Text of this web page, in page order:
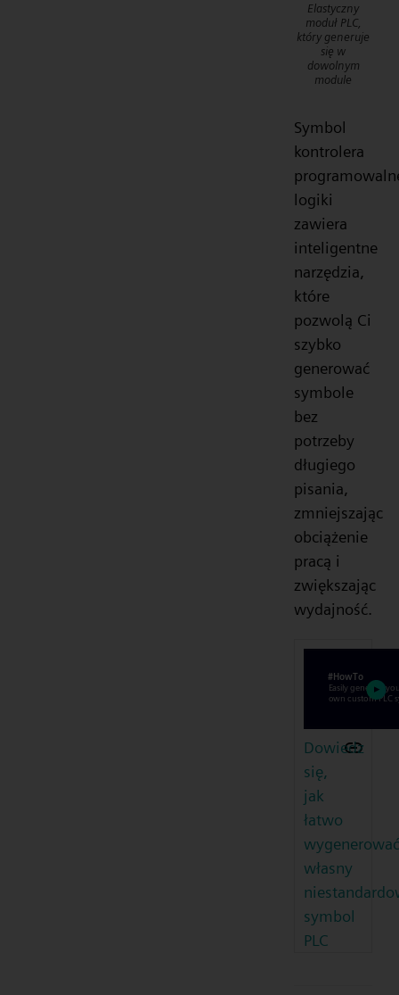
Elastyczny
moduł PLC,
który generuje
się w
dowolnym
module
Symbol
kontrolera
logiki
zawiera
inteligentne
narzędzia,
które
pozwolą Ci
szybko
generować
symbole
bez
potrzeby
długiego
pisania,
zmniejszając
obciążenie
pracą i
zwiększając
wydajność.
Dowiedz
się,
jak
łatwo
wygenerować
własny
symbol
PLC